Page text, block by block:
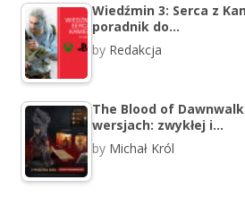
Wiedźmin 3: Serca z
poradnik do…
by Redakcja
The Blood of
wersjach: zwykłej i…
by Michał Król